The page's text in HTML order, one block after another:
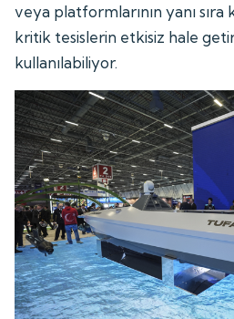
veya platformlarının yanı sıra
kritik tesislerin etkisiz hale
kullanılabiliyor.